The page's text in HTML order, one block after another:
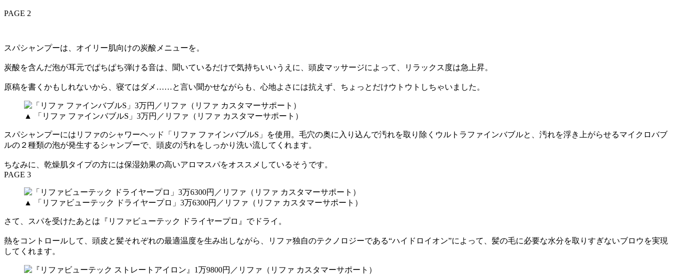
PAGE 2
スパシャンプーは、オイリー肌向けの炭酸メニューを。
炭酸を含んだ泡が耳元でぱちぱち弾ける音は、聞いているだけで気持ちいいうえに、頭皮マッサージによって、リラックス度は急上昇。
原稿を書くかもしれないから、寝てはダメ……と言い聞かせながらも、心地よさには抗えず、ちょっとだけウトウトしちゃいました。
▲ 「リファ ファインバブルS」3万円／リファ（リファ カスタマーサポート）
スパシャンプーにはリファのシャワーヘッド「リファ ファインバブルS」を使用。毛穴の奥に入り込んで汚れを取り除くウルトラファインバブルと、汚れを浮き上がらせるマイクロバブ
ルの２種類の泡が発生するシャンプーで、頭皮の汚れをしっかり洗い流してくれます。
ちなみに、乾燥肌タイプの方には保湿効果の高いアロマスパをオススメしているそうです。
PAGE 3
▲ 「リファビューテック ドライヤープロ」3万6300円／リファ（リファ カスタマーサポート）
さて、スパを受けたあとは『リファビューテック ドライヤープロ』でドライ。
熱をコントロールして、頭皮と髪それぞれの最適温度を生み出しながら、リファ独自のテクノロジーである“ハイドロイオン”によって、髪の毛に必要な水分を取りすぎないブロウを実現
してくれます。